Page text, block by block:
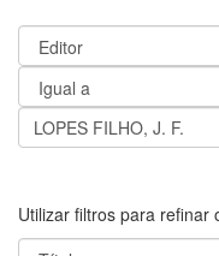
Utilizar filtros para refinar